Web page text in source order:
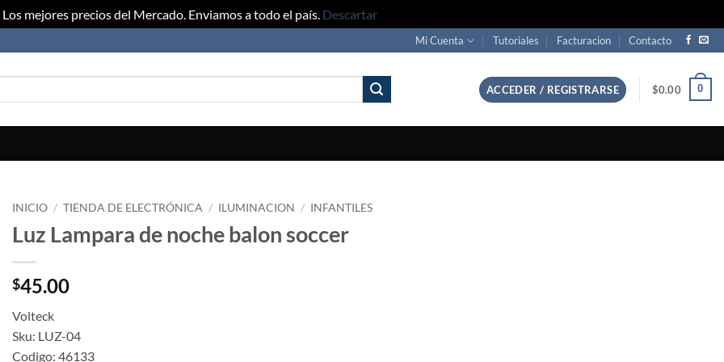
Los mejores precios del Mercado. Enviamos a todo el país. Descartar
Mi Cuenta Tutoriales Facturacion Contacto
ACCEDER / REGISTRARSE $0.00 0
INICIO / TIENDA DE ELECTRÓNICA / ILUMINACION / INFANTILES
Luz Lampara de noche balon soccer
$45.00
Volteck
Sku: LUZ-04
Codigo: 46133